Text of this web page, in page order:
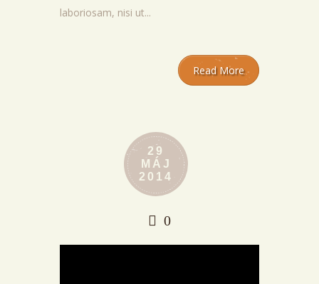
laboriosam, nisi ut...
Read More
29
MÁJ
2014
0